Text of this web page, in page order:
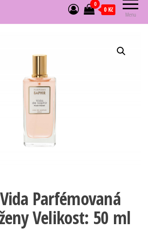
Menu
0
0 Kč
Parfémovaná
Velikost: 50 ml